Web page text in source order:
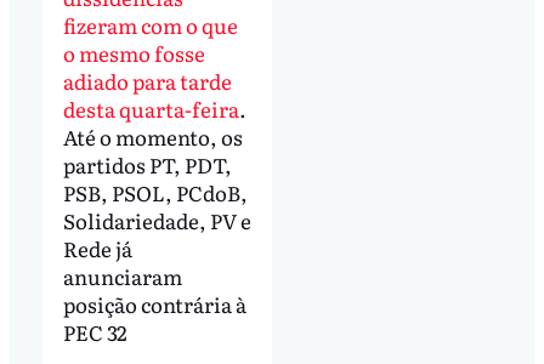
fizeram com o que
o mesmo fosse
adiado para tarde
desta quarta-feira.
Até o momento, os
partidos PT, PDT,
PSB, PSOL, PCdoB,
Solidariedade, PV e
Rede já
anunciaram
posição contrária à
PEC 32